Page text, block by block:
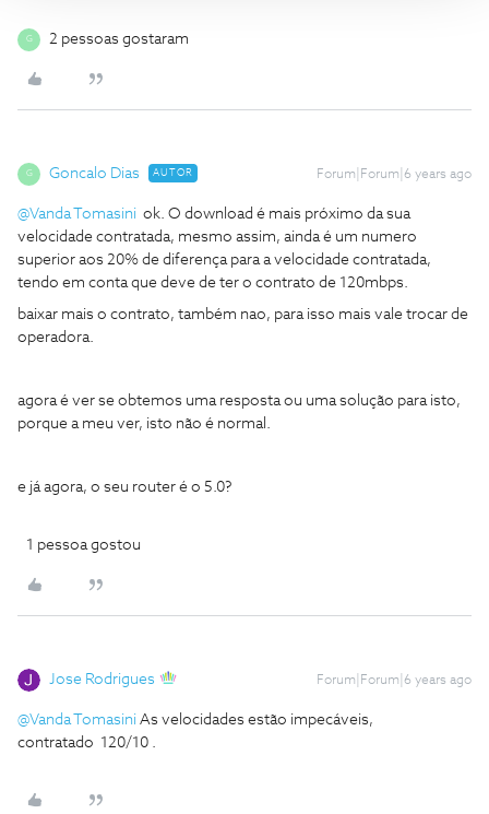
G 2 pessoas gostaram
G Goncalo Dias AUTOR Forum|Forum|6 years ago
@Vanda Tomasini ok. O download é mais próximo da sua
velocidade contratada, mesmo assim, ainda é um numero
superior aos 20% de diferença para a velocidade contratada,
tendo em conta que deve de ter o contrato de 120mbps.
baixar mais o contrato, também nao, para isso mais vale trocar de
operadora.
agora é ver se obtemos uma resposta ou uma solução para isto,
porque a meu ver, isto não é normal.
e já agora, o seu router é o 5.0?
1 pessoa gostou
Jose Rodrigues Forum|Forum|6 years ago
@Vanda Tomasini As velocidades estão impecáveis,
contratado 120/10 .